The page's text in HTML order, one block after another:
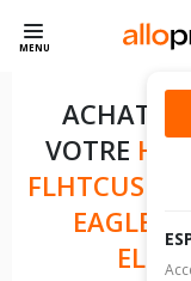
MENU
ACHAT
VOTRE
FLHTCUSE
EAGLE